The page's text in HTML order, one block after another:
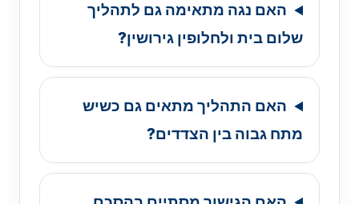
האם נגה מתאימה גם לתהליך
שלום בית ולחלופין גירושין?
האם התהליך מתאים גם כשיש
מתח גבוה בין הצדדים?